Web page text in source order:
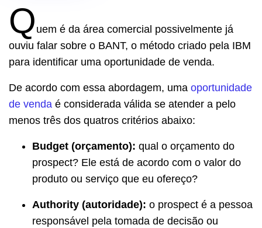
Q uem é da área comercial possivelmente já
ouviu falar sobre o BANT, o método criado pela IBM
para identificar uma oportunidade de venda.
De acordo com essa abordagem, uma oportunidade
de venda é considerada válida se atender a pelo
menos três dos quatros critérios abaixo:
Budget (orçamento): qual o orçamento do
prospect? Ele está de acordo com o valor do
produto ou serviço que eu ofereço?
Authority (autoridade): o prospect é a pessoa
responsável pela tomada de decisão ou